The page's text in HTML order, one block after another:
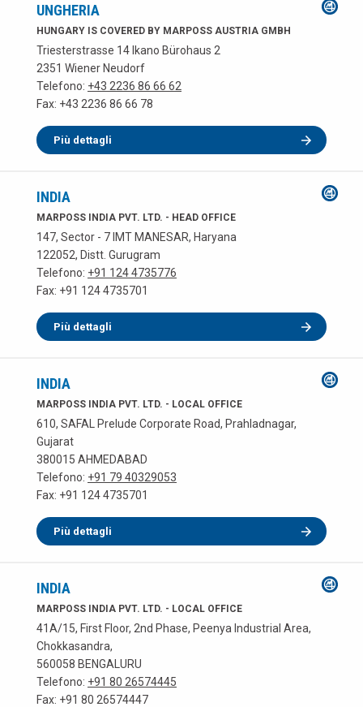
UNGHERIA
HUNGARY IS COVERED BY MARPOSS AUSTRIA GMBH
Triesterstrasse 14 Ikano Bürohaus 2
2351 Wiener Neudorf
Telefono: +43 2236 86 66 62
Fax: +43 2236 86 66 78
Più dettagli
INDIA
MARPOSS INDIA PVT. LTD. - HEAD OFFICE
147, Sector - 7 IMT MANESAR, Haryana
122052, Distt. Gurugram
Telefono: +91 124 4735776
Fax: +91 124 4735701
Più dettagli
INDIA
MARPOSS INDIA PVT. LTD. - LOCAL OFFICE
610, SAFAL Prelude Corporate Road, Prahladnagar,
Gujarat
380015 AHMEDABAD
Telefono: +91 79 40329053
Fax: +91 124 4735701
Più dettagli
INDIA
MARPOSS INDIA PVT. LTD. - LOCAL OFFICE
41A/15, First Floor, 2nd Phase, Peenya Industrial Area,
Chokkasandra,
560058 BENGALURU
Telefono: +91 80 26574445
Fax: +91 80 26574447